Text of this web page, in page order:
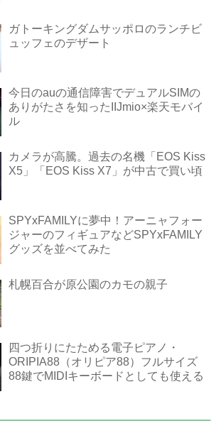
ガトーキングダムサッポロのランチビ
ュッフェのデザート
今日のauの通信障害でデュアルSIMの
ありがたさを知ったIIJmio×楽天モバイ
ル
カメラが高騰。過去の名機「EOS Kiss
X5」「EOS Kiss X7」が中古で買い頃
SPYxFAMILYに夢中！アーニャフォー
ジャーのフィギュアなどSPYxFAMILY
グッズを並べてみた
札幌百合が原公園のカモの親子
四つ折りにたためる電子ピアノ・
ORIPIA88（オリピア88）フルサイズ
88鍵でMIDIキーボードとしても使える